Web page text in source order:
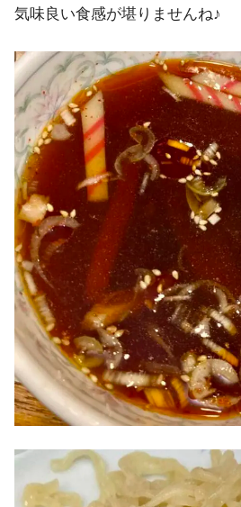
気味良い食感が堪りませんね♪